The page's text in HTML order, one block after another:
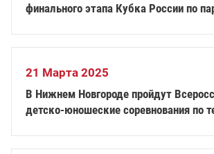
финального этапа Кубка России по
21 Марта 2025
В Нижнем Новгороде пройдут
детско-юношеские соревнования по